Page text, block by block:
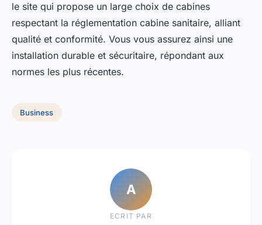
le site qui propose un large choix de cabines
respectant la réglementation cabine sanitaire, alliant
qualité et conformité. Vous vous assurez ainsi une
installation durable et sécuritaire, répondant aux
normes les plus récentes.
Business
A
ECRIT PAR